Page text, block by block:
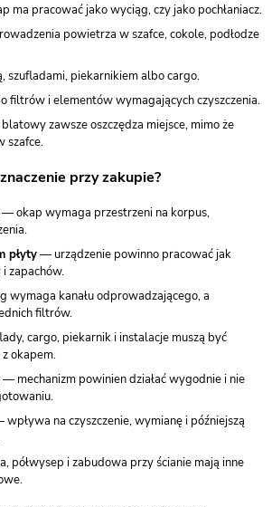
ma pracować jako wyciąg, czy jako pochłaniacz.
powietrza w szafce, cokole, podłodze
szufladami, piekarnikiem albo cargo.
filtrów i elementów wymagających czyszczenia.
zawsze oszczędza miejsce, mimo że
szafce.
przy zakupie?
— okap wymaga przestrzeni na korpus,
płyty— urządzenie powinno pracować jak
zapachów.
wymaga kanału odprowadzającego, a
filtrów.
cargo, piekarnik i instalacje muszą być
okapem.
— mechanizm powinien działać wygodnie i nie
na czyszczenie, wymianę i późniejszą
półwysep i zabudowa przy ścianie mają inne